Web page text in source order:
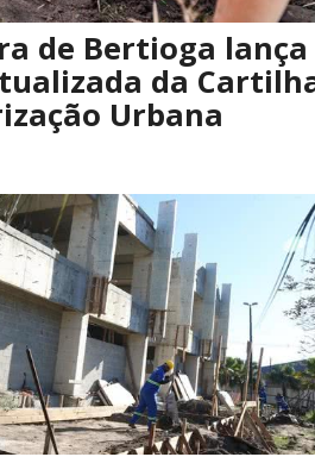
de Bertioga lança
da
Urbana